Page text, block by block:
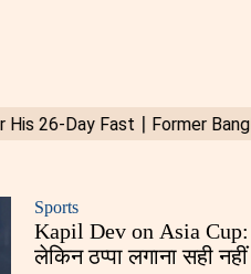
Sports
Kapil Dev on Asia Cup:
लेकिन ठप्पा लगाना सही